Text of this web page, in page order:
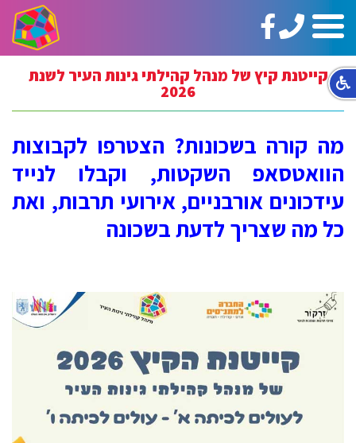
תפריט
טלפון:
02-
https://www.facebook.com/ginotHair
קייטנת קיץ של מנהל קהילתי גינות העיר לשנת
2026
מה קורה בשכונות? הצטרפו לקבוצות
הוואטסאפ השקטות, וקבלו לנייד
עידכונים אורבניים, אירועי תרבות, ואת
כל מה שצריך לדעת בשכונה